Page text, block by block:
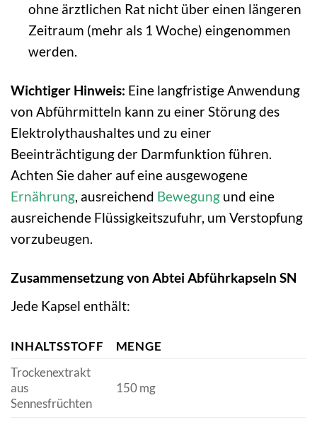
ohne ärztlichen Rat nicht über einen längeren
Zeitraum (mehr als 1 Woche) eingenommen
werden.
Wichtiger Hinweis: Eine langfristige Anwendung
von Abführmitteln kann zu einer Störung des
Elektrolythaushaltes und zu einer
Beeinträchtigung der Darmfunktion führen.
Achten Sie daher auf eine ausgewogene
Ernährung, ausreichend Bewegung und eine
ausreichende Flüssigkeitszufuhr, um Verstopfung
vorzubeugen.
Zusammensetzung von Abtei Abführkapseln SN
Jede Kapsel enthält:
INHALTSSTOFF
MENGE
Trockenextrakt
aus
Sennesfrüchten
150 mg